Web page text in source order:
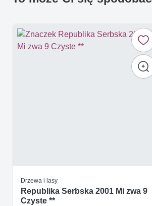
Drzewa i lasy
Republika Serbska 2001 Mi zwa 9
Czyste **